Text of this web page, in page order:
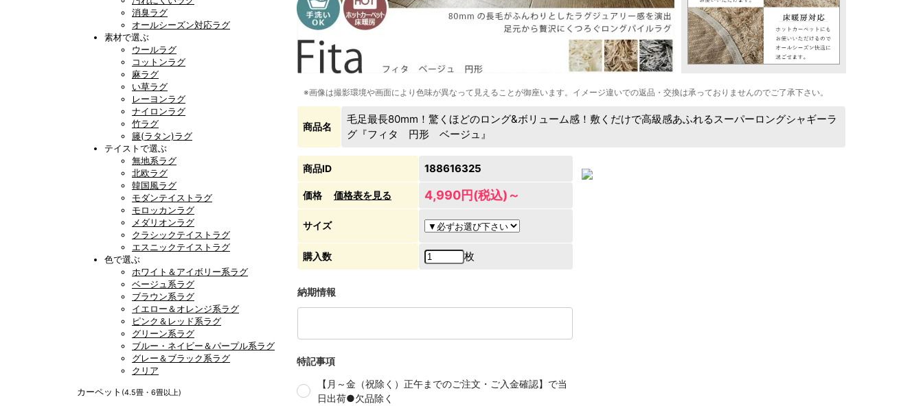
消臭ラグ
オールシーズン対応ラグ
素材で選ぶ
ウールラグ
コットンラグ
麻ラグ
い草ラグ
レーヨンラグ
ナイロンラグ
竹ラグ
籐(ラタン)ラグ
テイストで選ぶ
無地系ラグ
北欧ラグ
韓国風ラグ
モダンテイストラグ
モロッカンラグ
メダリオンラグ
クラシックテイストラグ
エスニックテイストラグ
色で選ぶ
ホワイト＆アイボリー系ラグ
ベージュ系ラグ
ブラウン系ラグ
イエロー＆オレンジ系ラグ
ピンク＆レッド系ラグ
グリーン系ラグ
ブルー・ネイビー＆パープル系ラグ
グレー＆ブラック系ラグ
クリア
カーペット (4.5畳・6畳以上)
※画像は撮影環境や画面により色味が異なって見えることが御座います。イメージ違いでの返品・交換は承っておりませんのでご了承下さい。
商品名
毛足最長80mm！驚くほどのロング&ボリューム感！敷くだけで高級感あふれるスーパーロングシャギーラ
グ『フィタ 円形 ベージュ』
商品ID 188616325
価格 価格表を見る 4,990円(税込)～
サイズ
購入数 枚
納期情報
特記事項
【月～金（祝除く）正午までのご注文・ご入金確認】で当
日出荷●欠品除く